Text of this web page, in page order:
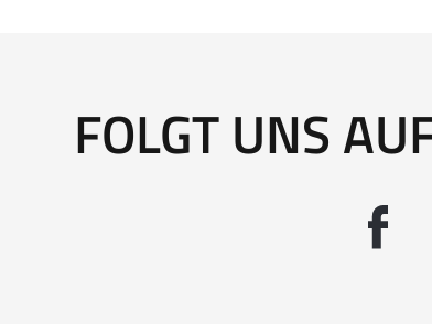
FOLGT UNS